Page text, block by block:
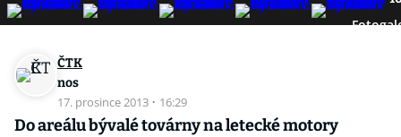
ČTK
nos
17. prosince 2013 · 16:29
Do areálu bývalé továrny na letecké motory